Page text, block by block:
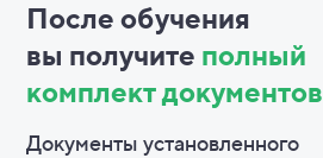
После обучения
вы получите полный
комплект документов
Документы установленного